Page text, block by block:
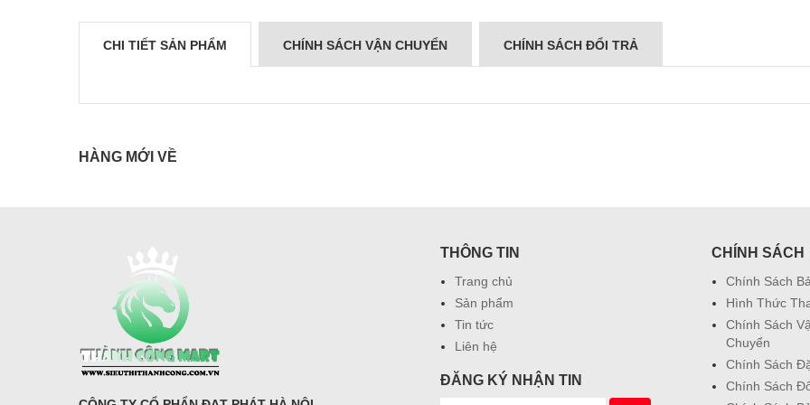
CHI TIẾT SẢN PHẨM CHÍNH SÁCH VẬN CHUYỂN CHÍNH SÁCH ĐỔI TRẢ
HÀNG MỚI VỀ
THÔNG TIN
Trang chủ
Sản phẩm
Tin tức
Liên hệ
ĐĂNG KÝ NHẬN TIN
CHÍNH SÁCH
Chính Sách
Hình Thức
Chính Sách
Chuyển
Chính Sách
Chính Sách